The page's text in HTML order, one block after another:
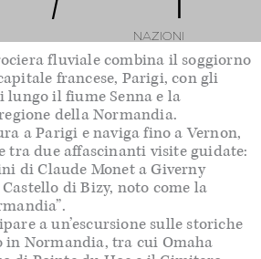
NAZIONI
fluviale combina il soggiorno
francese, Parigi, con gli
lungo il fiume Senna e la
della Normandia.
a Parigi e naviga fino a Vernon,
tra due affascinanti visite guidate:
di Claude Monet a Giverny
di Bizy, noto come la
a un’escursione sulle storiche
in Normandia, tra cui Omaha